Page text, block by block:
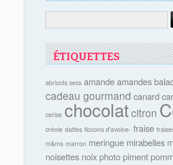
ÉTIQUETTES
abricots secs amande amandes
cadeau gourmand canard
cerise chocolatcitron
créole dattes flocons d'avoine- fraise
m&ms marron meringue mirabelles
noisettes noix photo piment